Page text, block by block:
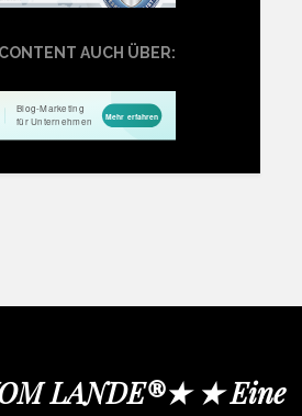
AUCH ÜBER:
LANDE®★ ★ Eine